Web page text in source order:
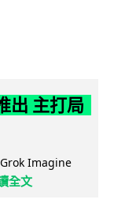
出 主打局
Imagine
全文